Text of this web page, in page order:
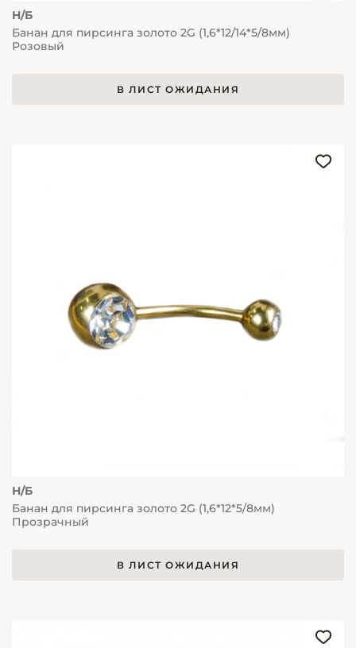
Н/Б
Банан для пирсинга золото 2G (1,6*12/14*5/8мм)
Розовый
В ЛИСТ ОЖИДАНИЯ
Н/Б
Банан для пирсинга золото 2G (1,6*12*5/8мм)
Прозрачный
В ЛИСТ ОЖИДАНИЯ